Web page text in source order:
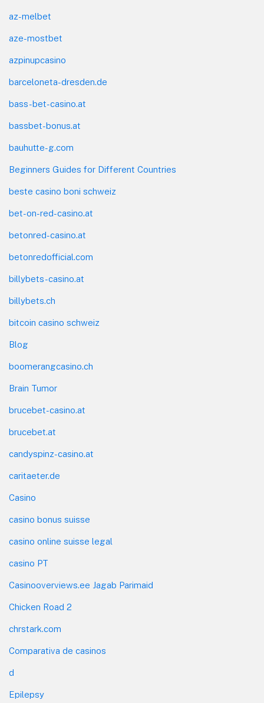
az-melbet
aze-mostbet
azpinupcasino
barceloneta-dresden.de
bass-bet-casino.at
bassbet-bonus.at
bauhutte-g.com
Beginners Guides for Different Countries
beste casino boni schweiz
bet-on-red-casino.at
betonred-casino.at
betonredofficial.com
billybets-casino.at
billybets.ch
bitcoin casino schweiz
Blog
boomerangcasino.ch
Brain Tumor
brucebet-casino.at
brucebet.at
candyspinz-casino.at
caritaeter.de
Casino
casino bonus suisse
casino online suisse legal
casino PT
Casinooverviews.ee Jagab Parimaid
Chicken Road 2
chrstark.com
Comparativa de casinos
d
Epilepsy